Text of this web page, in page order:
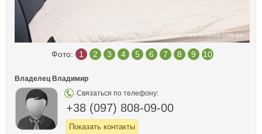
Фото: 1 2 3 4 5 6 7 8 9 10
Владелец Владимир
Связаться по телефону:
+38 (097) 808-09-00
Показать контакты